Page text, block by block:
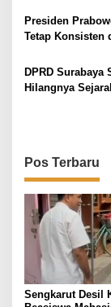
o
Perlindungan
Perikanan
Presiden
Tetap Konsisten
Gratis
DPRD Surabaya
Hilangnya
Pos Terbaru
Sengkarut Desil